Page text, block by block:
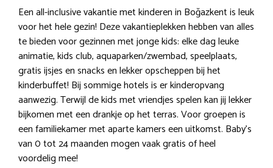
Een all-inclusive vakantie met kinderen in Boğazkent is leuk
voor het hele gezin! Deze vakantieplekken hebben van alles
te bieden voor gezinnen met jonge kids: elke dag leuke
animatie, kids club, aquaparken/zwembad, speelplaats,
gratis ijsjes en snacks en lekker opscheppen bij het
kinderbuffet! Bij sommige hotels is er kinderopvang
aanwezig. Terwijl de kids met vriendjes spelen kan jij lekker
bijkomen met een drankje op het terras. Voor groepen is
een familiekamer met aparte kamers een uitkomst. Baby’s
van 0 tot 24 maanden mogen vaak gratis of heel
voordelig mee!